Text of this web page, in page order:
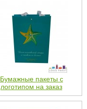
Бумажные пакеты с
логотипом на заказ